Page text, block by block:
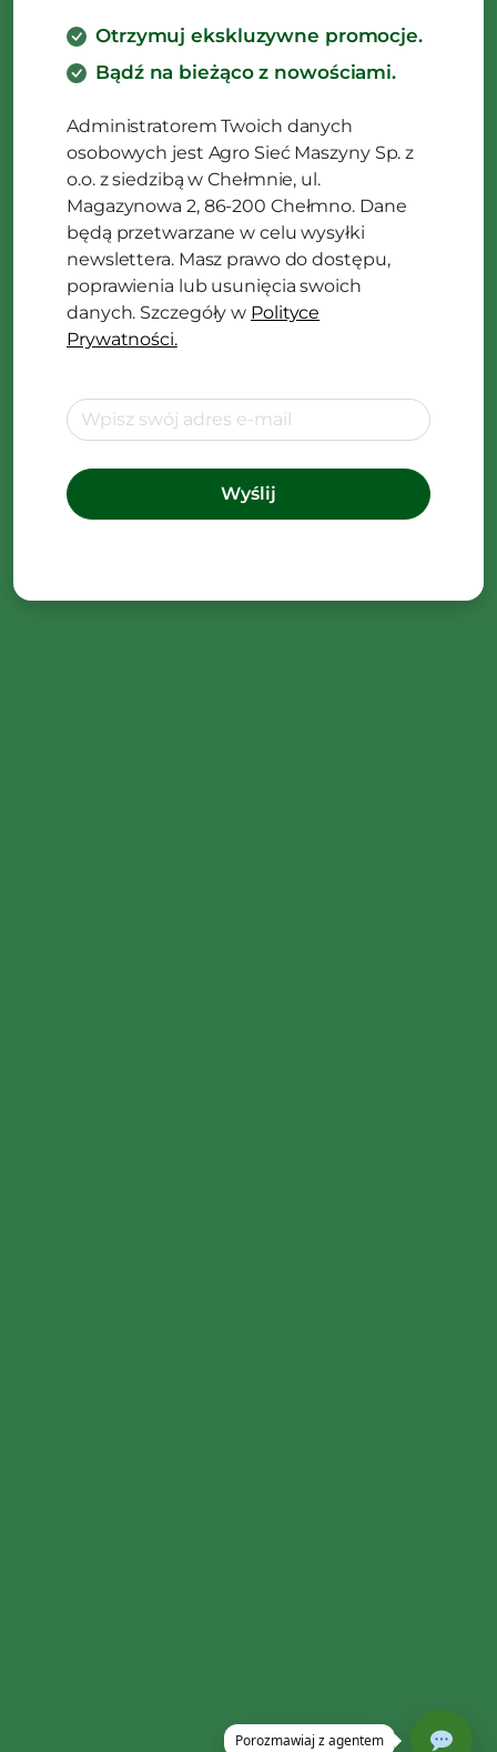
Otrzymuj ekskluzywne promocje.
Bądź na bieżąco z nowościami.
Administratorem Twoich danych
osobowych jest Agro Sieć Maszyny Sp. z
o.o. z siedzibą w Chełmnie, ul.
Magazynowa 2, 86-200 Chełmno. Dane
będą przetwarzane w celu wysyłki
newslettera. Masz prawo do dostępu,
poprawienia lub usunięcia swoich
danych. Szczegóły w Polityce
Prywatności.